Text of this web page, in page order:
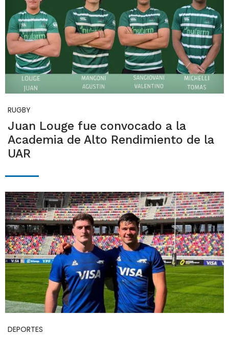
RUGBY
Juan Louge fue convocado a la
Academia de Alto Rendimiento de la
UAR
DEPORTES